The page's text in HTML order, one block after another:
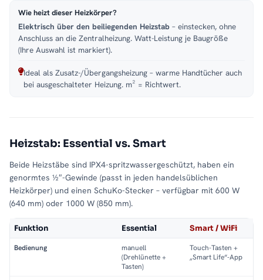
Wie heizt dieser Heizkörper?
Elektrisch über den beiliegenden Heizstab – einstecken, ohne
Anschluss an die Zentralheizung. Watt-Leistung je Baugröße
(Ihre Auswahl ist markiert).
Ideal als Zusatz-/Übergangsheizung – warme Handtücher auch
bei ausgeschalteter Heizung. m² = Richtwert.
Heizstab: Essential vs. Smart
Beide Heizstäbe sind IPX4-spritzwassergeschützt, haben ein
genormtes ½″-Gewinde (passt in jeden handelsüblichen
Heizkörper) und einen SchuKo-Stecker – verfügbar mit 600 W
(640 mm) oder 1000 W (850 mm).
Funktion Essential Smart / WiFi
Bedienung
manuell
(Drehlünette +
Tasten)
Touch-Tasten +
„Smart Life“-App